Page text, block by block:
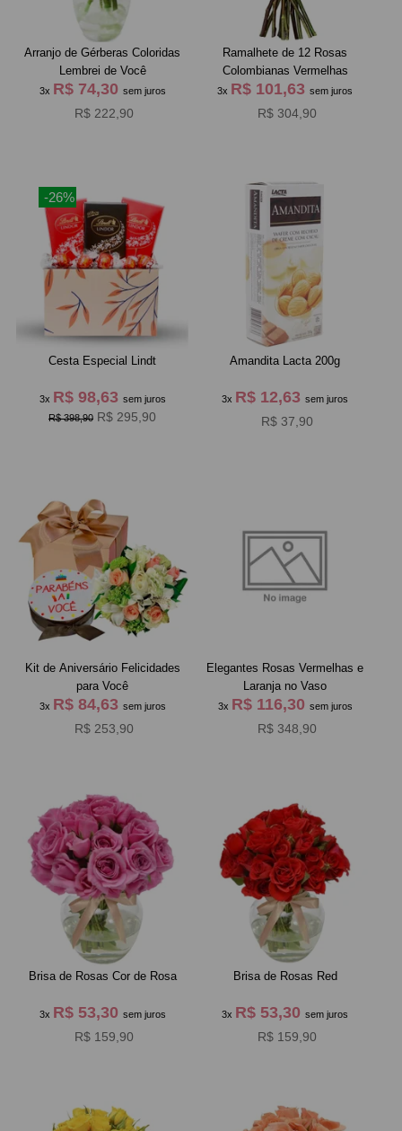
Arranjo de Gérberas Coloridas
Lembrei de Você
3x R$ 74,30 sem juros
R$ 222,90
Ramalhete de 12 Rosas
Colombianas Vermelhas
3x R$ 101,63sem juros
R$ 304,90
-26%
Cesta Especial Lindt
3x R$ 98,63 sem juros
R$ 398,90 R$ 295,90
Amandita Lacta 200g
3x R$ 12,63sem juros
R$ 37,90
Kit de Aniversário Felicidades
para Você
3x R$ 84,63 sem juros
R$ 253,90
Elegantes Rosas Vermelhas e
Laranja no Vaso
3x R$ 116,30 sem juros
R$ 348,90
Brisa de Rosas Cor de Rosa
3x R$ 53,30 sem juros
R$ 159,90
Brisa de Rosas Red
3x R$ 53,30sem juros
R$ 159,90